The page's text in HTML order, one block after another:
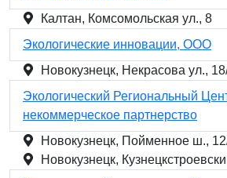
Калтан, Комсомольская ул., 8
Экологические инновации, ООО
Новокузнецк, Некрасова ул.,
Экологический Региональный
некоммерческое партнерство
Новокузнецк, Пойменное ш.,
Новокузнецк,